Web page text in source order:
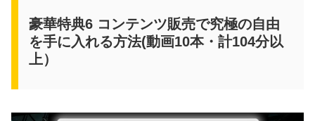
豪華特典6 コンテンツ販売で究極の自由
を手に入れる方法(動画10本・計104分以
上）